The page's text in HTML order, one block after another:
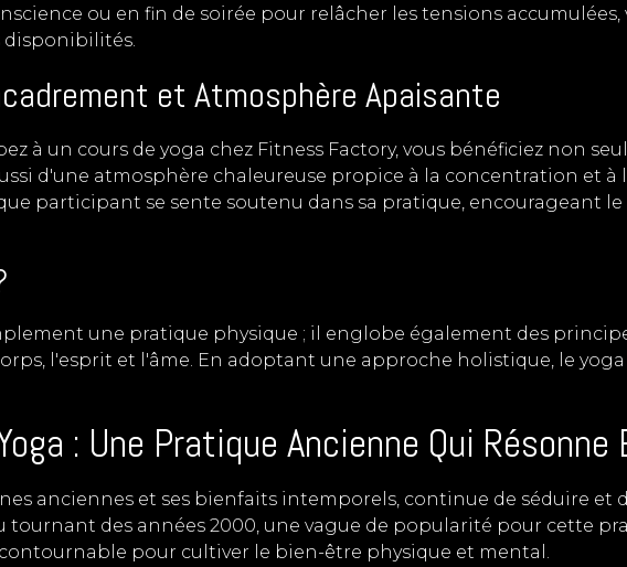
ou en fin de soirée pour relâcher les tensions accumulées,
disponibilités.
et Atmosphère Apaisante
à un cours de yoga chez Fitness Factory, vous bénéficiez non
d'une atmosphère chaleureuse propice à la concentration et
participant se sente soutenu dans sa pratique, encourageant
une pratique physique ; il englobe également des
l'esprit et l'âme. En adoptant une approche holistique, le
: Une Pratique Ancienne Qui Résonne
anciennes et ses bienfaits intemporels, continue de séduire
tournant des années 2000, une vague de popularité pour cette
pour cultiver le bien-être physique et mental.